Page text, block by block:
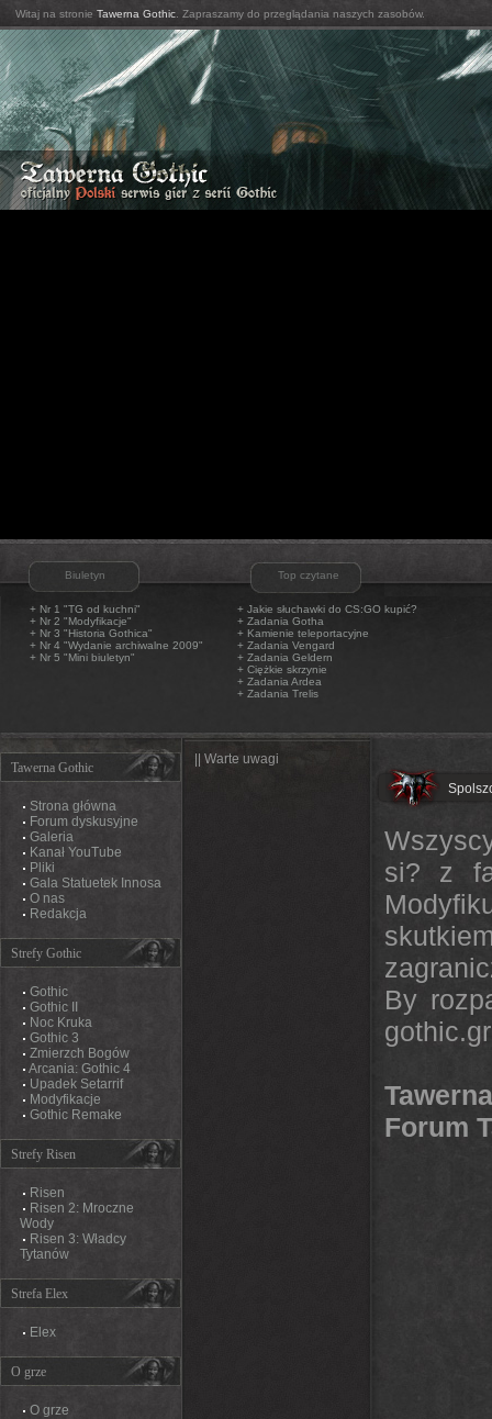
Witaj na stronie Tawerna Gothic . Zapraszamy do przeglądania naszych zasobów.
Biuletyn Top czytane
+ Nr 1 "TG od kuchni"
+ Nr 2 "Modyfikacje"
+ Nr 3 "Historia Gothica"
+ Nr 4 "Wydanie archiwalne 2009"
+ Nr 5 "Mini biuletyn"
+ Jakie słuchawki do CS:GO kupić?
+ Zadania Gotha
+ Kamienie teleportacyjne
+ Zadania Vengard
+ Zadania Geldern
+ Ciężkie skrzynie
+ Zadania Ardea
+ Zadania Trelis
Tawerna Gothic
Strona główna
Forum dyskusyjne
Galeria
Kanał YouTube
Pliki
Gala Statuetek Innosa
O nas
Redakcja
Strefy Gothic
Gothic
Gothic II
Noc Kruka
Gothic 3
Zmierzch Bogów
Arcania: Gothic 4
Upadek Setarrif
Modyfikacje
Gothic Remake
Strefy Risen
Risen
Risen 2: Mroczne
Wody
Risen 3: Władcy
Tytanów
Strefa Elex
Elex
O grze
O grze
|| Warte uwagi
si? z
By
Forum